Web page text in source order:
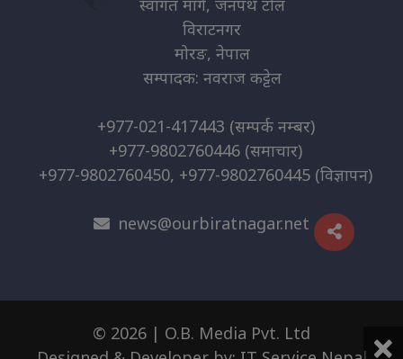
स्वागत मार्ग, जनपथ टोल
विराटनगर
मोरङ, नेपाल
सम्पादक: नवराज कट्टेल
+977-021-417443 (सम्पर्क नम्बर)
+977-9802760446 (समाचार)
+977-9802760450, +977-9802760445 (विज्ञापन)
news@ourbiratnagar.net
© 2026 | O.B. Media Pvt. Ltd
×